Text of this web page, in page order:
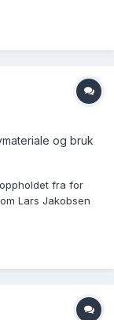
og bruk
fra for
Lars Jakobsen